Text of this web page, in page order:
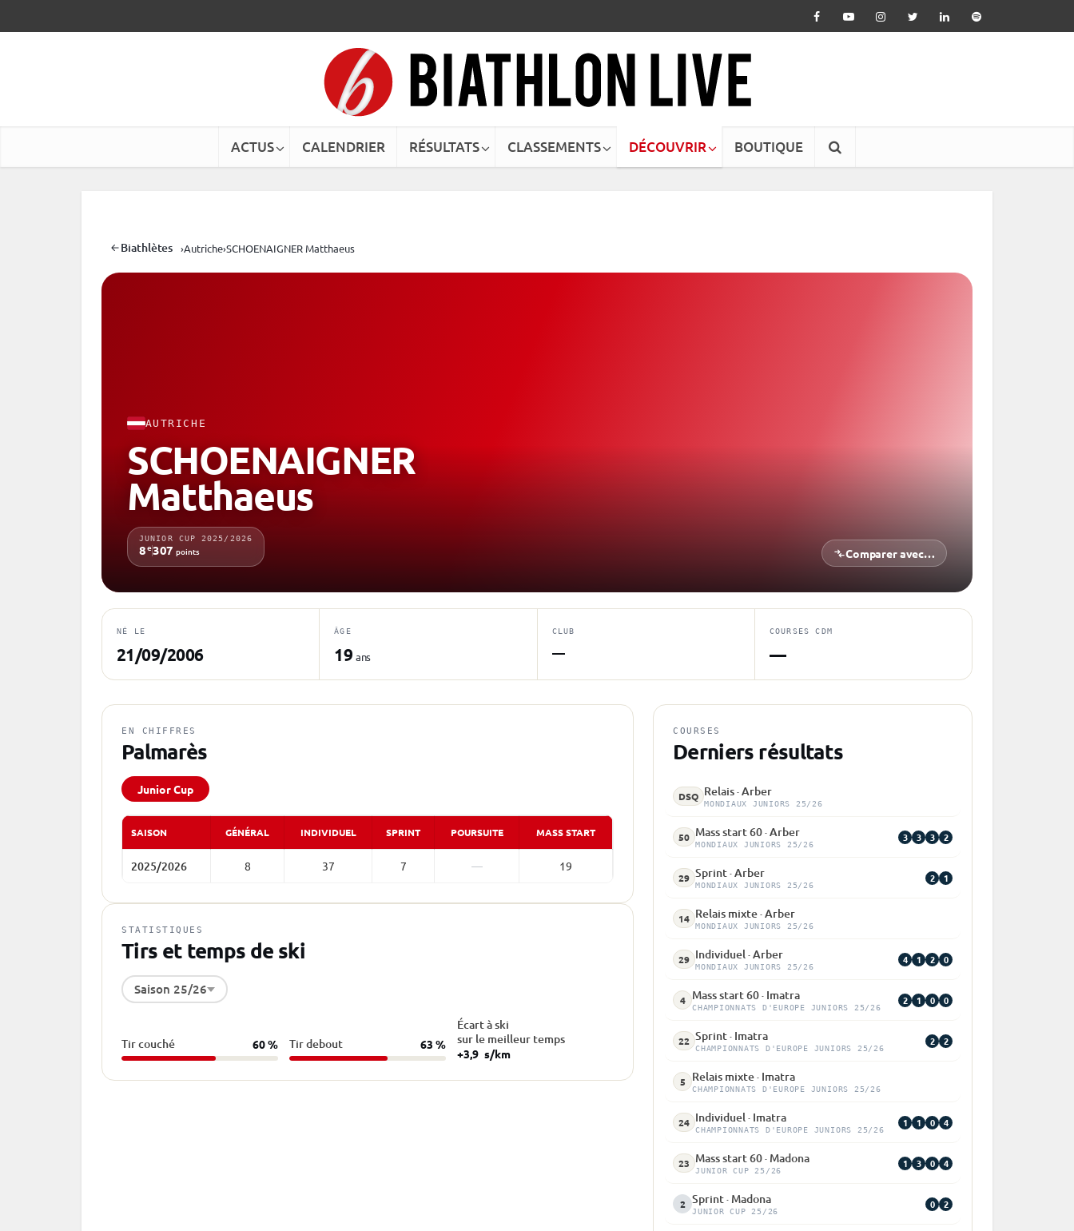
ACTUS CALENDRIER RÉSULTATS CLASSEMENTS DÉCOUVRIR BOUTIQUE
Biathlètes ›Autriche›SCHOENAIGNER Matthaeus
AUTRICHE
SCHOENAIGNER
Matthaeus
JUNIOR CUP 2025/2026
8e307 points Comparer avec…
NÉ LE
21/09/2006
ÂGE
19 ans
CLUB
—
COURSES CDM
—
EN CHIFFRES
Palmarès
Junior Cup
SAISON GÉNÉRAL INDIVIDUEL SPRINT POURSUITE MASS START
2025/2026 8 37 7 — 19
STATISTIQUES
Tirs et temps de ski
Saison 25/26
Tir couché 60 % Tir debout 63 %
Écart à ski
sur le meilleur temps
+3,9 s/km
COURSES
Derniers résultats
DSQ Relais · Arber
MONDIAUX JUNIORS 25/26
50 Mass start 60 · Arber
MONDIAUX JUNIORS 25/26
3 3 3 2
29 Sprint · Arber
MONDIAUX JUNIORS 25/26
2 1
14 Relais mixte · Arber
MONDIAUX JUNIORS 25/26
29 Individuel · Arber
MONDIAUX JUNIORS 25/26
4 1 2 0
4 Mass start 60 · Imatra
CHAMPIONNATS D'EUROPE JUNIORS 25/26
2 1 0 0
22 Sprint · Imatra
CHAMPIONNATS D'EUROPE JUNIORS 25/26
2 2
5 Relais mixte · Imatra
CHAMPIONNATS D'EUROPE JUNIORS 25/26
24 Individuel · Imatra
CHAMPIONNATS D'EUROPE JUNIORS 25/26
1 1 0 4
23 Mass start 60 · Madona
JUNIOR CUP 25/26
1 3 0 4
2 Sprint · Madona
JUNIOR CUP 25/26
0 2